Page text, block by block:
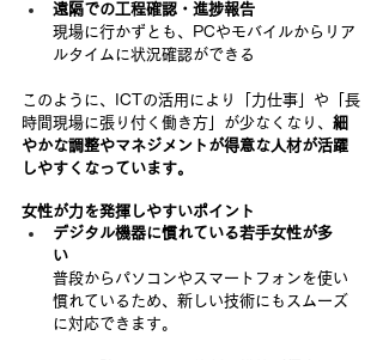
遠隔での工程確認・進捗報告
現場に行かずとも、PCやモバイルからリア
ルタイムに状況確認ができる
このように、ICTの活用により「力仕事」や「長
時間現場に張り付く働き方」が少なくなり、 細
やかな調整やマネジメントが得意な人材が活躍
しやすくなっています。
女性が力を発揮しやすいポイント
デジタル機器に慣れている若手女性が多
い
普段からパソコンやスマートフォンを使い
慣れているため、新しい技術にもスムーズ
に対応できます。